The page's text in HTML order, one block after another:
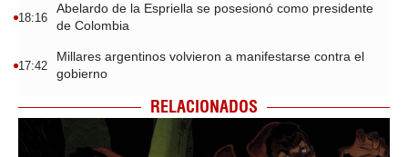
18:16
Abelardo de la Espriella se posesionó como presidente
de Colombia
17:42
Millares argentinos volvieron a manifestarse contra el
gobierno
RELACIONADOS